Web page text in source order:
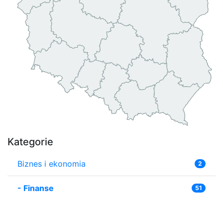
Kategorie
Biznes i ekonomia 2
- Finanse 51